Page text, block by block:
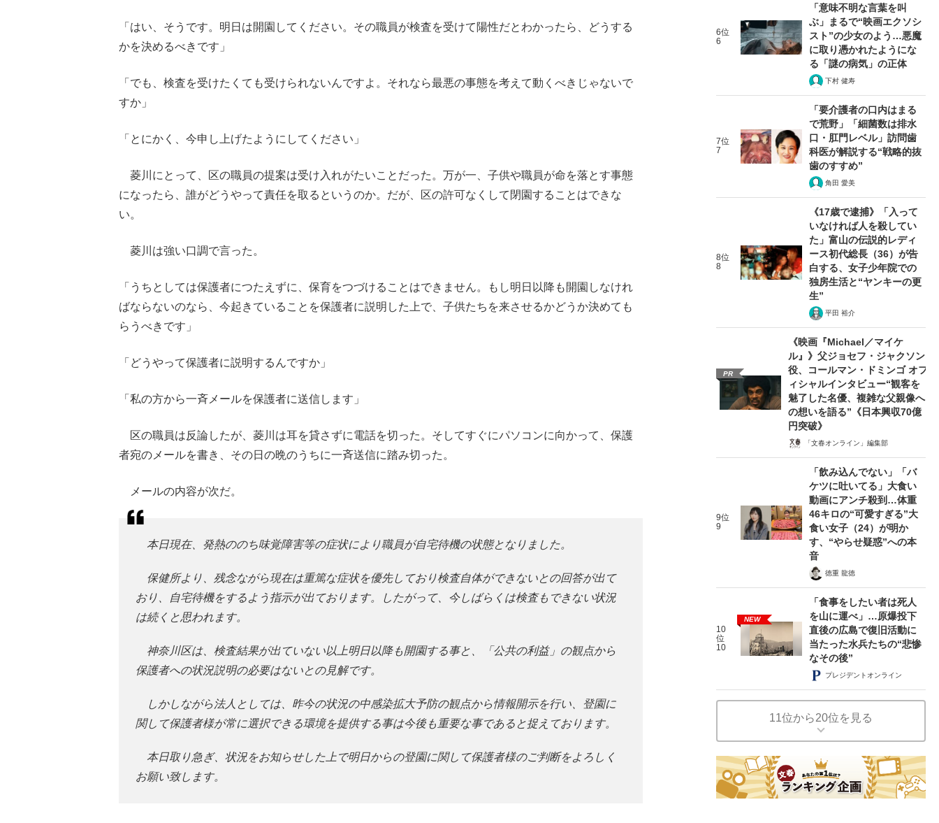
「はい、そうです。明日は開園してください。その職員が検査を受けて陽性だとわかったら、どうする
かを決めるべきです」
「でも、検査を受けたくても受けられないんですよ。それなら最悪の事態を考えて動くべきじゃないで
すか」
「とにかく、今申し上げたようにしてください」
菱川にとって、区の職員の提案は受け入れがたいことだった。万が一、子供や職員が命を落とす事態
になったら、誰がどうやって責任を取るというのか。だが、区の許可なくして閉園することはできな
い。
菱川は強い口調で言った。
「うちとしては保護者につたえずに、保育をつづけることはできません。もし明日以降も開園しなけれ
ばならないのなら、今起きていることを保護者に説明した上で、子供たちを来させるかどうか決めても
らうべきです」
「どうやって保護者に説明するんですか」
「私の方から一斉メールを保護者に送信します」
区の職員は反論したが、菱川は耳を貸さずに電話を切った。そしてすぐにパソコンに向かって、保護
者宛のメールを書き、その日の晩のうちに一斉送信に踏み切った。
メールの内容が次だ。
本日現在、発熱ののち味覚障害等の症状により職員が自宅待機の状態となりました。
保健所より、残念ながら現在は重篤な症状を優先しており検査自体ができないとの回答が出て
おり、自宅待機をするよう指示が出ております。したがって、今しばらくは検査もできない状況
は続くと思われます。
神奈川区は、検査結果が出ていない以上明日以降も開園する事と、「公共の利益」の観点から
保護者への状況説明の必要はないとの見解です。
しかしながら法人としては、昨今の状況の中感染拡大予防の観点から情報開示を行い、登園に
関して保護者様が常に選択できる環境を提供する事は今後も重要な事であると捉えております。
本日取り急ぎ、状況をお知らせした上で明日からの登園に関して保護者様のご判断をよろしく
お願い致します。
6位
6
「意味不明な言葉を叫
ぶ」まるで“映画エクソシ
スト”の少女のよう…悪魔
に取り憑かれたようにな
る「謎の病気」の正体
下村 健寿
7位
7
「要介護者の口内はまる
で荒野」「細菌数は排水
口・肛門レベル」訪問歯
科医が解説する“戦略的抜
歯のすすめ”
角田 愛美
8位
8
《17歳で逮捕》「入って
いなければ人を殺してい
た」富山の伝説的レディ
ース初代総長（36）が告
白する、女子少年院での
独房生活と“ヤンキーの更
生”
平田 裕介
PR
《映画『Michael／マイケ
ル』》父ジョセフ・ジャクソン
役、コールマン・ドミンゴ オフ
ィシャルインタビュー“観客を
魅了した名優、複雑な父親像へ
の想いを語る”《日本興収70億
円突破》
「文春オンライン」編集部
9位
9
「飲み込んでない」「バ
ケツに吐いてる」大食い
動画にアンチ殺到…体重
46キロの“可愛すぎる”大
食い女子（24）が明か
す、“やらせ疑惑”への本
音
徳重 龍徳
10
位
10
NEW
「食事をしたい者は死人
を山に運べ」…原爆投下
直後の広島で復旧活動に
当たった水兵たちの“悲惨
なその後”
プレジデントオンライン
11位から20位を見る